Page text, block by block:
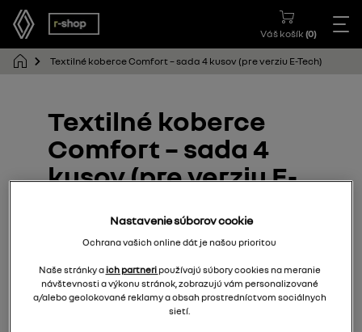
Váš košík (0)
Textilné koberce Comfort – sada 4 kusov (pre verziu E-Tech)
Textilné koberce
Comfort – sada 4
kusov (pre verziu E-
749M61440R
Nastavenie súborov cookie
Ochrana vašich online dát je našou prioritou
Naše stránky a ich partneri používajú súbory cookies na meranie
návštevnosti a výkonu stránok, zobrazujú vám personalizované
a/alebo geolokované reklamy a obsah prostredníctvom sociálnych
sietí.